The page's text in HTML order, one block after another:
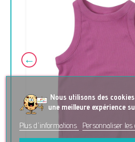
Nous utilisons des
une meilleure expérience
Plus d'informations
Personnaliser les